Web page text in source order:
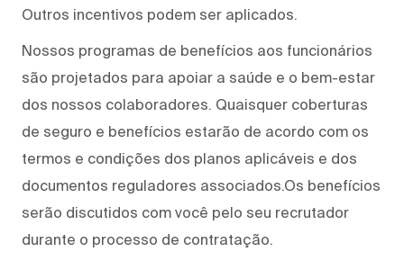
Outros incentivos podem ser aplicados.
Nossos programas de benefícios aos funcionários
são projetados para apoiar a saúde e o bem-estar
dos nossos colaboradores. Quaisquer coberturas
de seguro e benefícios estarão de acordo com os
termos e condições dos planos aplicáveis e dos
documentos reguladores associados.Os benefícios
serão discutidos com você pelo seu recrutador
durante o processo de contratação.